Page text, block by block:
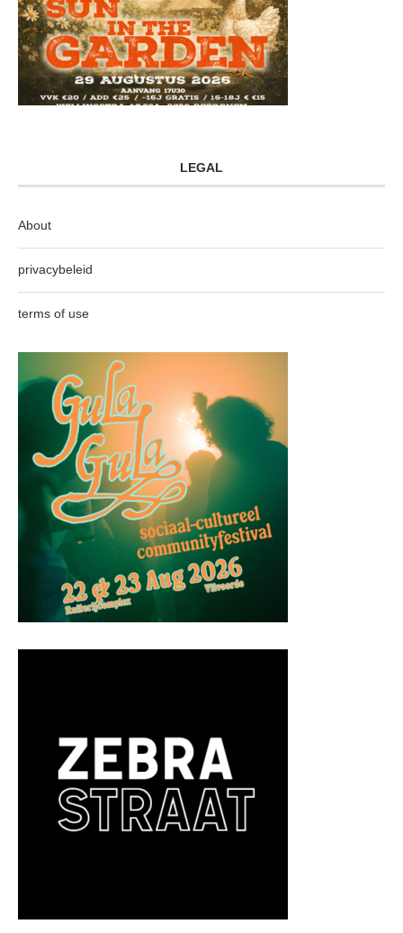
LEGAL
About
privacybeleid
terms of use